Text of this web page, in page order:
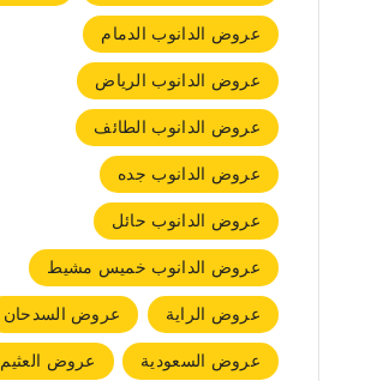
عروض الدانوب الدمام
عروض الدانوب الرياض
عروض الدانوب الطائف
عروض الدانوب جده
عروض الدانوب حائل
عروض الدانوب خميس مشيط
عروض الراية
عروض السدحان
عروض السعودية
عروض العثيم